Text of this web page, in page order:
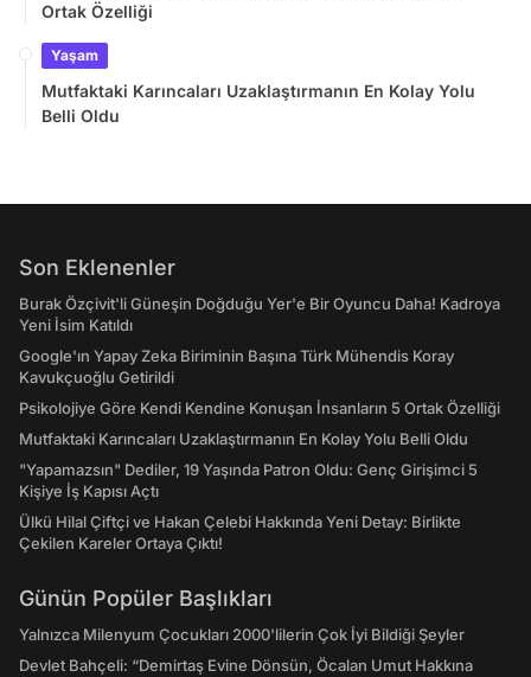
Ortak Özelliği
Yaşam
Mutfaktaki Karıncaları Uzaklaştırmanın En Kolay Yolu
Belli Oldu
Son Eklenenler
Burak Özçivit'li Güneşin Doğduğu Yer'e Bir Oyuncu Daha! Kadroya
Yeni İsim Katıldı
Google'ın Yapay Zeka Biriminin Başına Türk Mühendis Koray
Kavukçuoğlu Getirildi
Psikolojiye Göre Kendi Kendine Konuşan İnsanların 5 Ortak Özelliği
Mutfaktaki Karıncaları Uzaklaştırmanın En Kolay Yolu Belli Oldu
"Yapamazsın" Dediler, 19 Yaşında Patron Oldu: Genç Girişimci 5
Kişiye İş Kapısı Açtı
Ülkü Hilal Çiftçi ve Hakan Çelebi Hakkında Yeni Detay: Birlikte
Çekilen Kareler Ortaya Çıktı!
Günün Popüler Başlıkları
Yalnızca Milenyum Çocukları 2000'lilerin Çok İyi Bildiği Şeyler
Devlet Bahçeli: “Demirtaş Evine Dönsün, Öcalan Umut Hakkına